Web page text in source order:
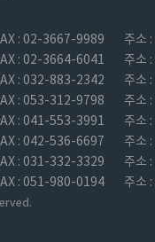
: 02-3667-9989
주소
: 02-3664-6041
주소
: 032-883-2342
주소
: 053-312-9798
주소
: 041-553-3991
주소
: 042-536-6697
주소
: 031-332-3329
주소
: 051-980-0194 주소